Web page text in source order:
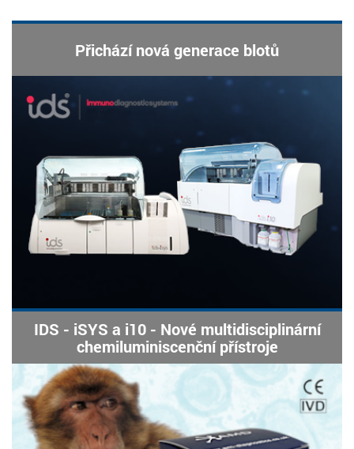
Přichází nová generace blotů
IDS - iSYS a i10 - Nové multidisciplinární
chemiluminiscenční přístroje